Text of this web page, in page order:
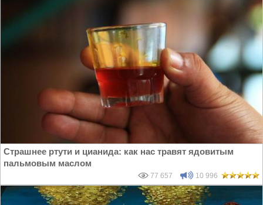
Страшнее ртути и цианида: как нас травят ядовитым
пальмовым маслом
77 657 10 996